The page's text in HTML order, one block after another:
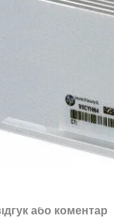
або коментар